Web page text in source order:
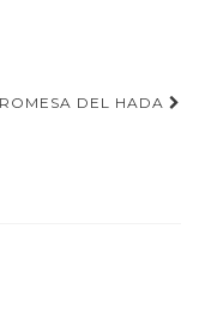
DEL HADA